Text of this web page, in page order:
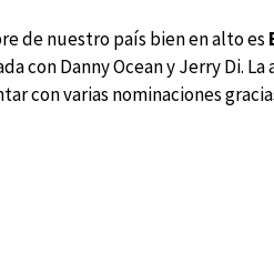
de nuestro país bien en alto es
con Danny Ocean y Jerry Di.
con varias nominaciones